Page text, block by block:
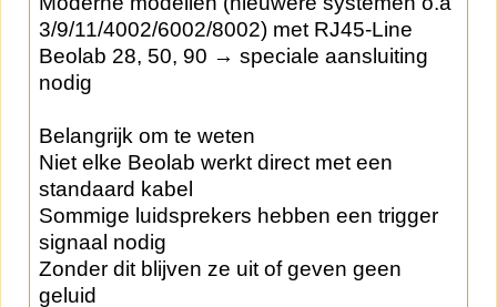
3/9/11/4002/6002/8002) met RJ45-Line
Beolab 28, 50, 90 → speciale aansluiting
nodig
Belangrijk om te weten
Niet elke Beolab werkt direct met een
standaard kabel
Sommige luidsprekers hebben een trigger
signaal nodig
Zonder dit blijven ze uit of geven geen
geluid